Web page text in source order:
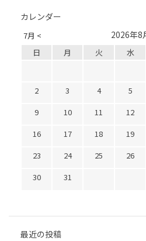
カレンダー
7月 < 2026年8
日 月 火 水
2
3 4 5
9
10 11 12
16
17 18 19
23
24 25 26
30
31
最近の投稿